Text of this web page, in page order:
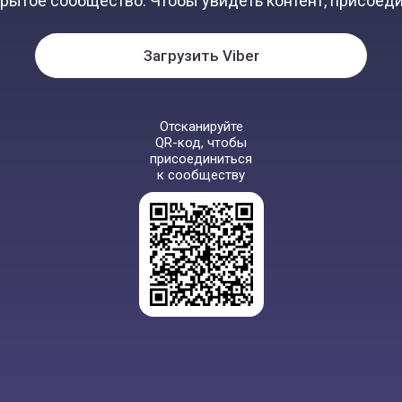
Загрузить Viber
Отсканируйте
QR-код, чтобы
присоединиться
к сообществу